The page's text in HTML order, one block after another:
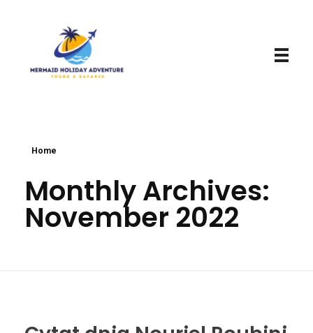
Home
Monthly Archives:
November 2022